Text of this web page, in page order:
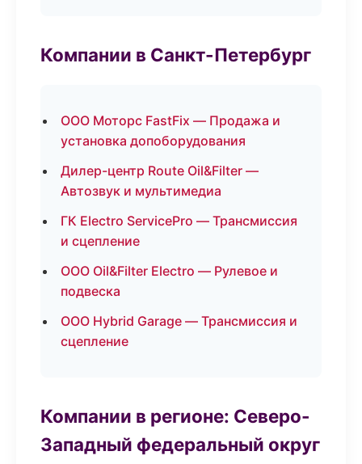
Компании в Санкт-Петербург
ООО Моторс FastFix — Продажа и
установка допоборудования
Дилер-центр Route Oil&Filter —
Автозвук и мультимедиа
ГК Electro ServicePro — Трансмиссия
и сцепление
ООО Oil&Filter Electro — Рулевое и
подвеска
ООО Hybrid Garage — Трансмиссия и
сцепление
Компании в регионе: Северо-
Западный федеральный округ